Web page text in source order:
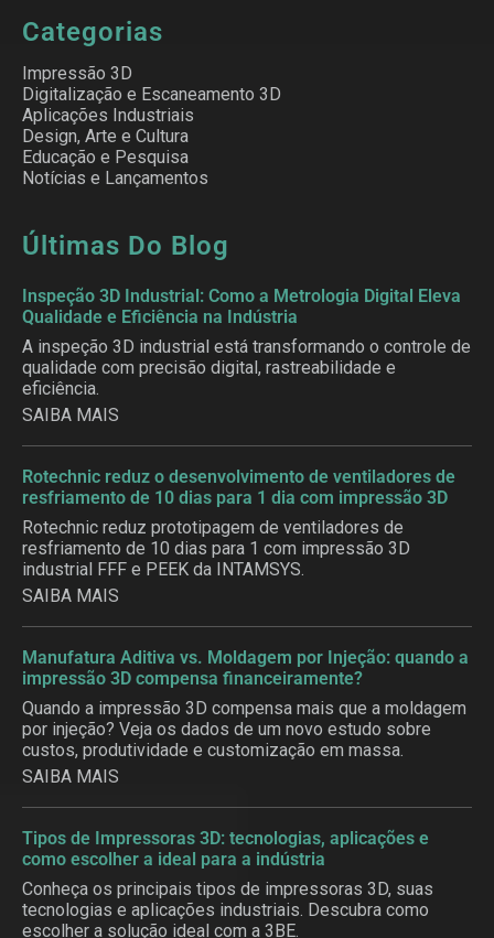
Categorias
Impressão 3D
Digitalização e Escaneamento 3D
Aplicações Industriais
Design, Arte e Cultura
Educação e Pesquisa
Notícias e Lançamentos
Últimas Do Blog
Inspeção 3D Industrial: Como a Metrologia Digital Eleva
Qualidade e Eficiência na Indústria
A inspeção 3D industrial está transformando o controle de
qualidade com precisão digital, rastreabilidade e
eficiência.
SAIBA MAIS
Rotechnic reduz o desenvolvimento de ventiladores de
resfriamento de 10 dias para 1 dia com impressão 3D
Rotechnic reduz prototipagem de ventiladores de
resfriamento de 10 dias para 1 com impressão 3D
industrial FFF e PEEK da INTAMSYS.
SAIBA MAIS
Manufatura Aditiva vs. Moldagem por Injeção: quando a
impressão 3D compensa financeiramente?
Quando a impressão 3D compensa mais que a moldagem
por injeção? Veja os dados de um novo estudo sobre
custos, produtividade e customização em massa.
SAIBA MAIS
Tipos de Impressoras 3D: tecnologias, aplicações e
como escolher a ideal para a indústria
Conheça os principais tipos de impressoras 3D, suas
tecnologias e aplicações industriais. Descubra como
escolher a solução ideal com a 3BE.